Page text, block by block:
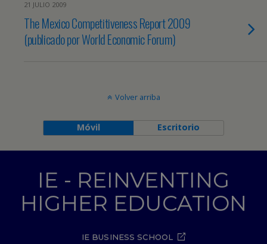
21 JULIO 2009
The Mexico Competitiveness Report 2009
(publicado por World Economic Forum)
Volver arriba
Móvil Escritorio
IE - REINVENTING
HIGHER EDUCATION
IE BUSINESS SCHOOL